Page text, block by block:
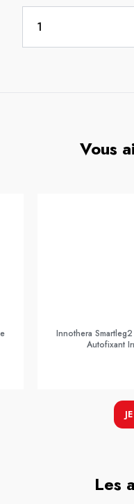
Vous
Innothera
Autofixant
Les